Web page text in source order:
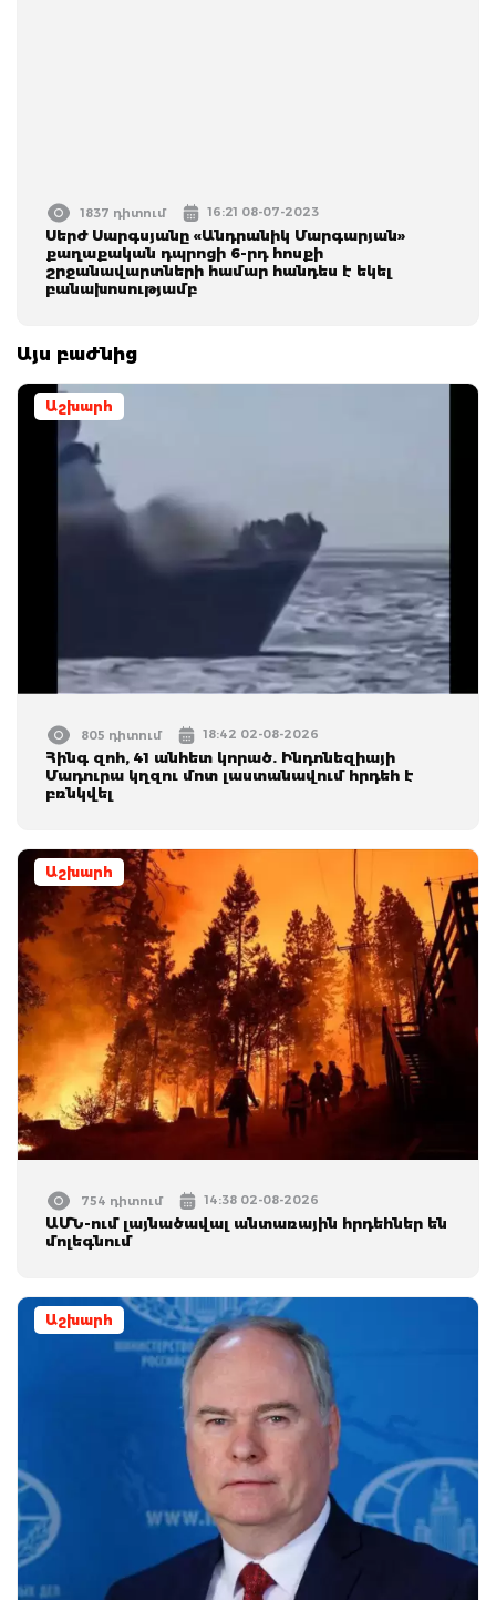
1837 դիտում 16:21 08-07-2023
Սերժ Սարգսյանը «Անդրանիկ Մարգարյան»
քաղաքական դպրոցի 6-րդ հոսքի
շրջանավարտների համար հանդես է եկել
բանախոսությամբ
Այս բաժնից
Աշխարհ
805 դիտում 18:42 02-08-2026
Հինգ զոհ, 41 անհետ կորած. Ինդոնեզիայի
Մադուրա կղզու մոտ լաստանավում հրդեհ է
բռնկվել
Աշխարհ
754 դիտում 14:38 02-08-2026
ԱՄՆ-ում լայնածավալ անտառային հրդեհներ են
մոլեգնում
Աշխարհ